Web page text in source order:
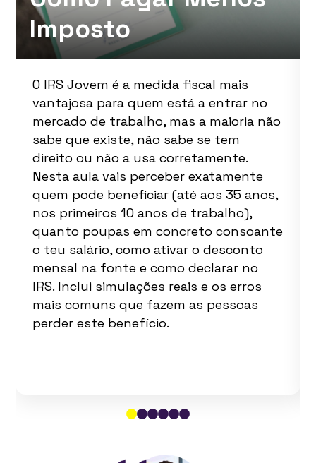
Imposto
O IRS Jovem é a medida fiscal mais
vantajosa para quem está a entrar no
mercado de trabalho, mas a maioria não
sabe que existe, não sabe se tem
direito ou não a usa corretamente.
Nesta aula vais perceber exatamente
quem pode beneficiar (até aos 35 anos,
nos primeiros 10 anos de trabalho),
quanto poupas em concreto consoante
o teu salário, como ativar o desconto
mensal na fonte e como declarar no
IRS. Inclui simulações reais e os erros
mais comuns que fazem as pessoas
perder este benefício.